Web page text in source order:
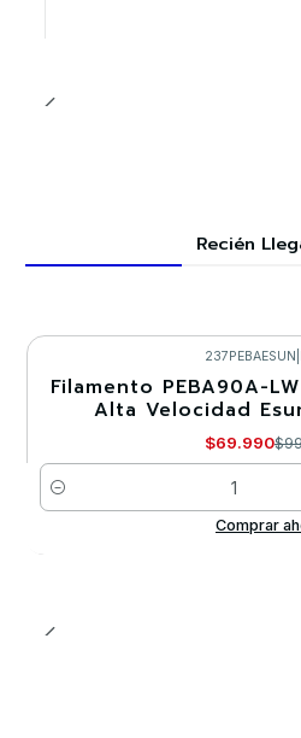
Recién
-30%
237PEBAESUN
Filamento PEBA90A-
Alta Velocidad
$69.990
Cantidad
Comprar